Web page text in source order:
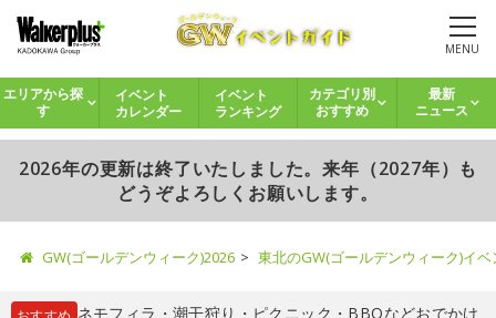
MENU
エリアから探
す
イベント
カレンダー
イベント
ランキング
カテゴリ別
おすすめ
最新
ニュース
2026年の更新は終了いたしました。来年（2027年）も
どうぞよろしくお願いします。
GW(ゴールデンウィーク)2026 東北のGW(ゴールデンウィーク)イ
ネモフィラ ・ 潮干狩り ・ ピクニック ・ BBQなどおでかけ